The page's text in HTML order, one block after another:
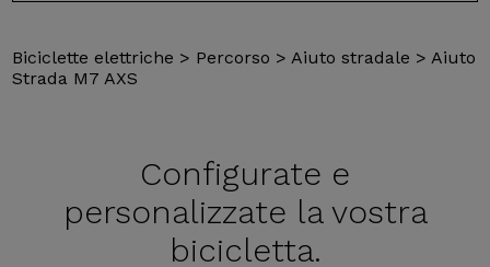
Biciclette elettriche > Percorso > Aiuto stradale > Aiuto
Strada M7 AXS
Configurate e
personalizzate la vostra
bicicletta.